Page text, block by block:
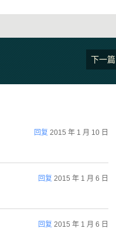
下一篇
回复 2015 年 1 月 10 日
回复 2015 年 1 月 6 日
回复 2015 年 1 月 6 日